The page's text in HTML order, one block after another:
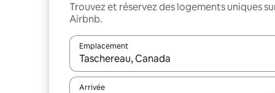
Trouvez et réservez des logements uniques
Airbnb.
Emplacement
Quand les résultats sont affichés, parcourez-les
Arrivée